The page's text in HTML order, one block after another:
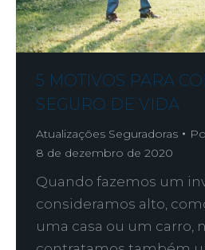
5 MOTIVOS PARA
SEGURO DE VIDA
Atualizações Seguradoras
8 de dezembro de 2020
Quando fazemos um
consideramos alto,
uma casa ou um carro,